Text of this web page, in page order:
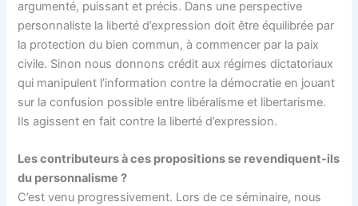
argumenté, puissant et précis. Dans une perspective
personnaliste la liberté d’expression doit être équilibrée par
la protection du bien commun, à commencer par la paix
civile. Sinon nous donnons crédit aux régimes dictatoriaux
qui manipulent l’information contre la démocratie en jouant
sur la confusion possible entre libéralisme et libertarisme.
Ils agissent en fait contre la liberté d’expression.
Les contributeurs à ces propositions se revendiquent-ils
du personnalisme ?
C’est venu progressivement. Lors de ce séminaire, nous